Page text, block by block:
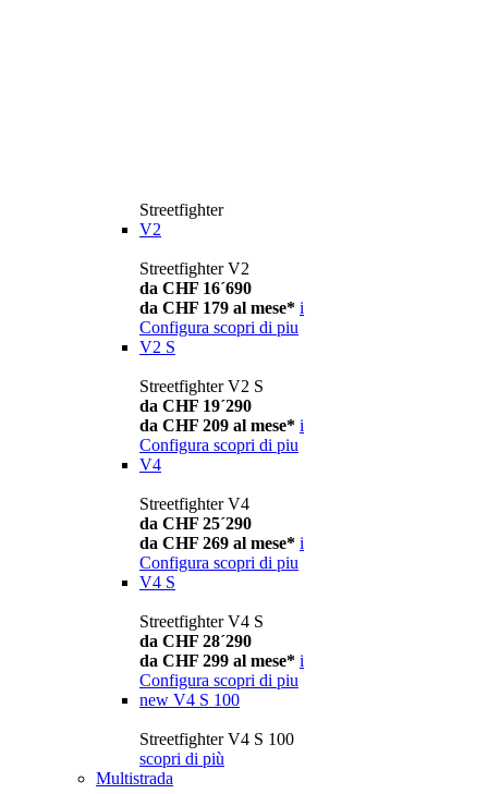
Streetfighter
V2
Streetfighter V2
da CHF 16´690
da CHF 179 al mese* i
Configura scopri di piu
V2 S
Streetfighter V2 S
da CHF 19´290
da CHF 209 al mese* i
Configura scopri di piu
V4
Streetfighter V4
da CHF 25´290
da CHF 269 al mese* i
Configura scopri di piu
V4 S
Streetfighter V4 S
da CHF 28´290
da CHF 299 al mese* i
Configura scopri di piu
new V4 S 100
Streetfighter V4 S 100
scopri di più
Multistrada